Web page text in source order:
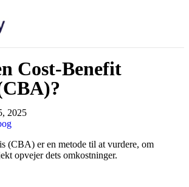
Cost-Benefit
2025
(CBA) er en metode til at vurdere, om
opvejer dets omkostninger.